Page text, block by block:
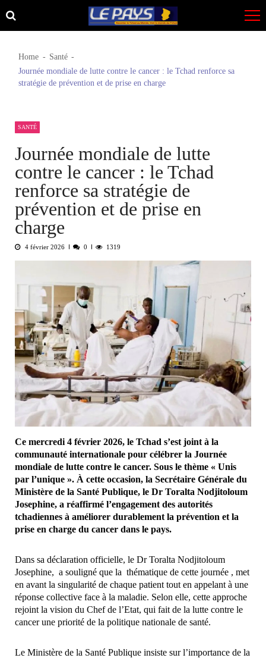
Skip
to
Skip
to
Home
Santé
Journée mondiale de lutte contre le cancer : le Tchad renforce sa
stratégie de prévention et de prise en charge
SANTÉ
Journée mondiale de lutte
contre le cancer : le Tchad
renforce sa stratégie de
prévention et de prise en
charge
4 février 2026 0 1319
Ce mercredi 4 février 2026, le Tchad s’est joint à la
communauté internationale pour célébrer la Journée
mondiale de lutte contre le cancer. Sous le thème « Unis
par l’unique ». À cette occasion, la Secrétaire Générale du
Ministère de la Santé Publique, le Dr Toralta Nodjitoloum
Josephine, a réaffirmé l’engagement des autorités
tchadiennes à améliorer durablement la prévention et la
prise en charge du cancer dans le pays.
Dans sa déclaration officielle, le Dr Toralta Nodjitoloum
Josephine, a souligné que la thématique de cette journée , met
en avant la singularité de chaque patient tout en appelant à une
réponse collective face à la maladie. Selon elle, cette approche
rejoint la vision du Chef de l’Etat, qui fait de la lutte contre le
cancer une priorité de la politique nationale de santé.
Le Ministère de la Santé Publique insiste sur l’importance de la